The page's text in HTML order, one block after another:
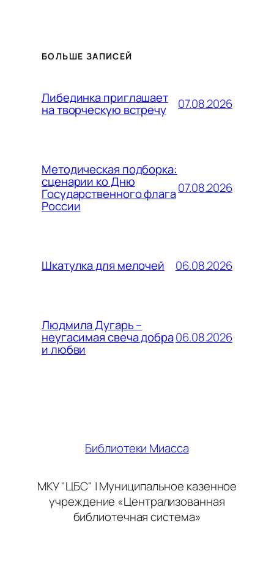
БОЛЬШЕ ЗАПИСЕЙ
Либединка приглашает
на творческую встречу 07.08.2026
Методическая подборка:
сценарии ко Дню
Государственного флага
России
07.08.2026
Шкатулка для мелочей 06.08.2026
Людмила Дугарь –
неугасимая свеча добра
и любви
06.08.2026
Библиотеки Миасса
МКУ "ЦБС" | Муниципальное казенное
учреждение «Централизованная
библиотечная система»